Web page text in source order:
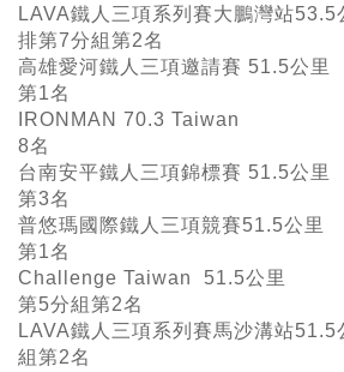
LAVA鐵人三項系列賽大鵬灣站
排第7分組第2名
高雄愛河鐵人三項邀請賽 51.5
第1名
IRONMAN 70.3 Taiwan
8名
台南安平鐵人三項錦標賽 51.5
第3名
普悠瑪國際鐵人三項競賽51.5
第1名
Challenge Taiwan 51.5公
第5分組第2名
LAVA鐵人三項系列賽馬沙溝站
組第2名